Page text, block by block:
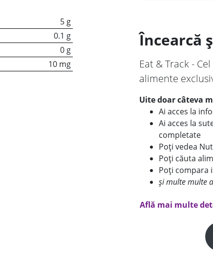
5 g
0.1 g
0 g
10 mg
Încearcă
Eat & Track -
alimente
Uite doar câteva
Ai acces la
Ai acces la
completate
Poți vedea
Poți căuta
Poți compara
și multe multe
Află mai multe